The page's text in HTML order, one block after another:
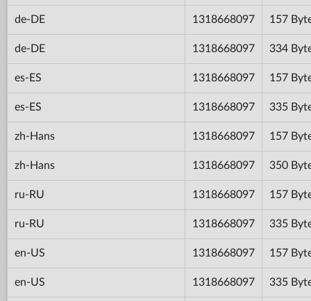
de-DE 1318668097 157
de-DE 1318668097 334
es-ES 1318668097 157
es-ES 1318668097 335
zh-Hans 1318668097 157
zh-Hans 1318668097 350
ru-RU 1318668097 157
ru-RU 1318668097 335
en-US 1318668097 157
en-US 1318668097 335